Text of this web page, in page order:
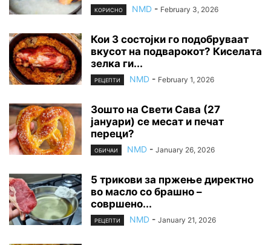
КОРИСНО NMD - February 3, 2026
Кои 3 состојки го подобруваат
вкусот на подварокот? Киселата
зелка ги...
РЕЦЕПТИ NMD - February 1, 2026
Зошто на Свети Сава (27
јануари) се месат и печат
переци?
ОБИЧАИ NMD - January 26, 2026
5 трикови за пржење директно
во масло со брашно –
совршено...
РЕЦЕПТИ NMD - January 21, 2026